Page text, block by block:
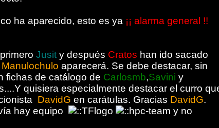
ha aparecido, esto es ya ¡¡ alarma general !!
Jusity después Cratos han ido sacado
Manulochulo aparecerá. Se debe destacar, sin
fichas de catálogo de Carlosmb,Savini y
quisiera especialmente destacar el curro
DavidG en carátulas. Gracias DavidG.
hay equipo
y no